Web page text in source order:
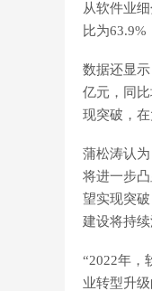
从软件业
比为63.9%
数据还显
亿元，同
现突破，
蒲松涛认
将进一步
望实现突
建设将持
“2022年，
业转型升